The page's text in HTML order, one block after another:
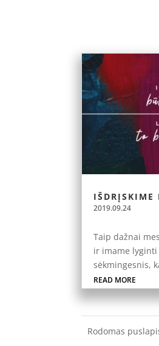
IŠDRĮSKIME
2019.09.24
Taip dažnai
ir imame lyginti
sėkmingesnis,
READ MORE
Rodomas